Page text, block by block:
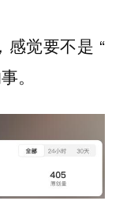
感觉要不是 “
。